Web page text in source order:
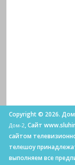
Copyright © 2026.
Дом-2, Сайт
сайтом
телешоу
выполняем все